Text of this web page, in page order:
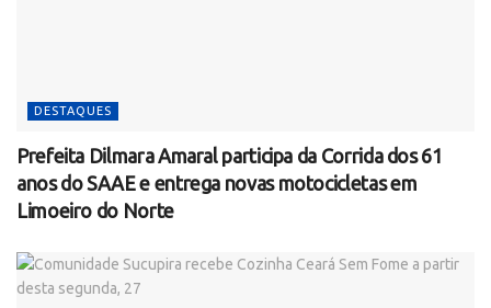
DESTAQUES
Prefeita Dilmara Amaral participa da Corrida dos 61
anos do SAAE e entrega novas motocicletas em
Limoeiro do Norte